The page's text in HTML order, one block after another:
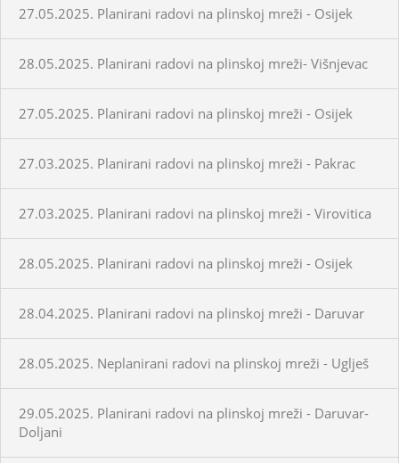
27.05.2025. Planirani radovi na plinskoj mreži - Osijek
28.05.2025. Planirani radovi na plinskoj mreži- Višnjevac
27.05.2025. Planirani radovi na plinskoj mreži - Osijek
27.03.2025. Planirani radovi na plinskoj mreži - Pakrac
27.03.2025. Planirani radovi na plinskoj mreži - Virovitica
28.05.2025. Planirani radovi na plinskoj mreži - Osijek
28.04.2025. Planirani radovi na plinskoj mreži - Daruvar
28.05.2025. Neplanirani radovi na plinskoj mreži - Uglješ
29.05.2025. Planirani radovi na plinskoj mreži - Daruvar-
Doljani